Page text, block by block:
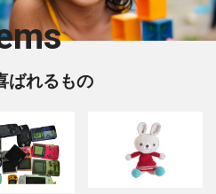
ばれるもの